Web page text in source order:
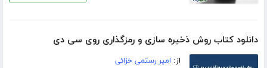
دانلود کتاب روش ذخیره سازی و رمزگذاری روی سی دی
از: امیر رستمی خزائی